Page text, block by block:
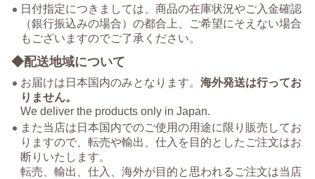
日付指定につきましては、商品の在庫状況やご入金確認
（銀行振込みの場合）の都合上、ご希望にそえない場合
もございますのでご了承ください。
◆配送地域について
お届けは日本国内のみとなります。 海外発送は行ってお
りません。
We deliver the products only in Japan.
また当店は日本国内でのご使用の用途に限り販売してお
りますので、転売や輸出、仕入を目的としたご注文はお
断りいたします。
転売、輸出、仕入、海外が目的と思われるご注文は当店